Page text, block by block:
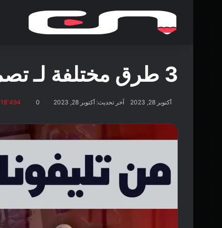
3 طرق مختلفة لـ تصميم صور بالذكاء الاصطناعي باستخدام الهاتف
أكتوبر 28, 2023 آخر تحديث: أكتوبر 28, 2023 0 18٬494